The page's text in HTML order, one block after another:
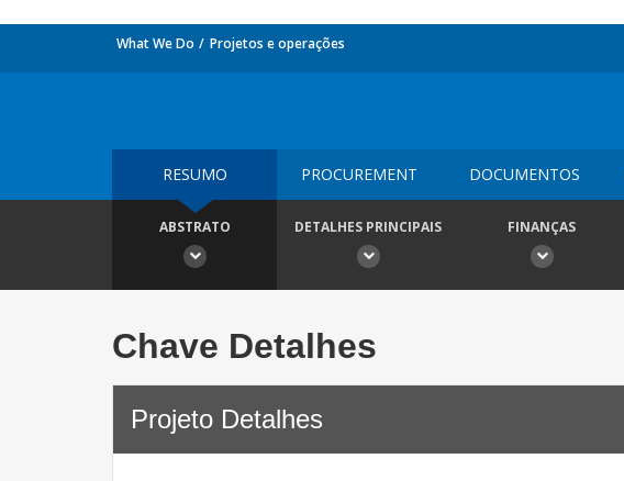
What We Do Projetos e operações
RESUMO PROCUREMENT DOCUMENTOS
ABSTRATO DETALHES PRINCIPAIS FINANÇAS
Chave Detalhes
Projeto Detalhes